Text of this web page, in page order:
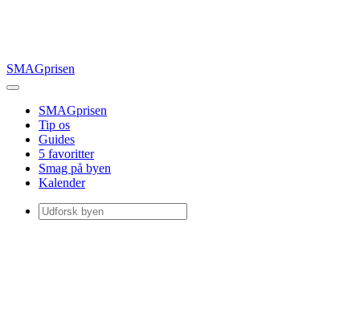
SMAGprisen
SMAGprisen
Tip os
Guides
5 favoritter
Smag på byen
Kalender